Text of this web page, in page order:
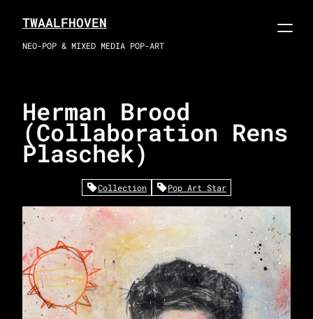
content
TWAALFHOVEN
NEO-POP & MIXED MEDIA POP-ART
Herman Brood
(Collaboration Rens
Plaschek)
Collection Pop Art Star